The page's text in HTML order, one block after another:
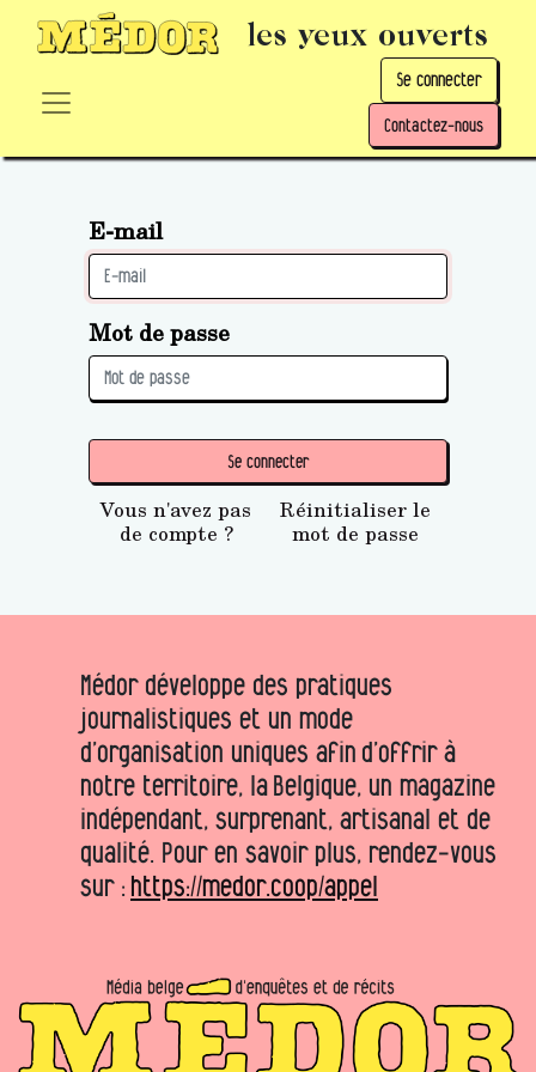
les yeux ouverts
Se connecter
Contactez-nous
E-mail
Mot de passe
Se connecter
Vous n'avez pas
de compte ?
Réinitialiser le
mot de passe
Médor développe des pratiques
journalistiques et un mode
d’organisation uniques afin d’offrir à
notre territoire, la Belgique, un magazine
indépendant, surprenant, artisanal et de
qualité. Pour en savoir plus, rendez-vous
sur : https://medor.coop/appel